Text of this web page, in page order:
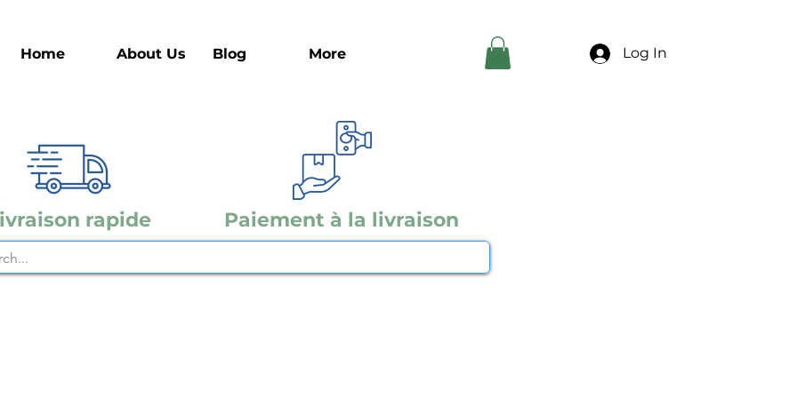
Home About Us Blog More Log In
rapide Paiement à la livraison